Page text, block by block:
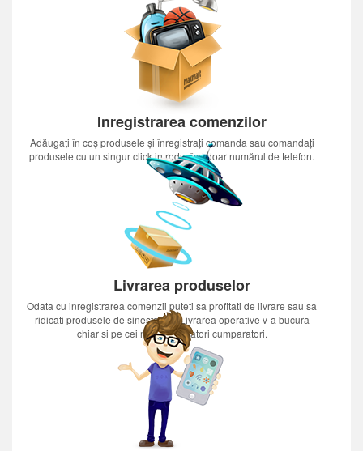
Inregistrarea comenzilor
Adăugați în coș produsele și înregistrați comanda sau comandați
produsele cu un singur click introducînd doar numărul de telefon.
Livrarea produselor
Odata cu inregistrarea comenzii puteti sa profitati de livrare sau sa
ridicati produsele de sinestatator.Livrarea operative v-a bucura
chiar si pe cei mai nerabdatori cumparatori.